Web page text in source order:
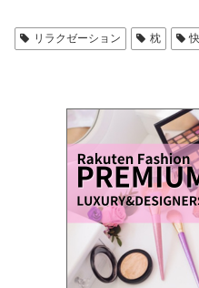
リラクゼーション 枕